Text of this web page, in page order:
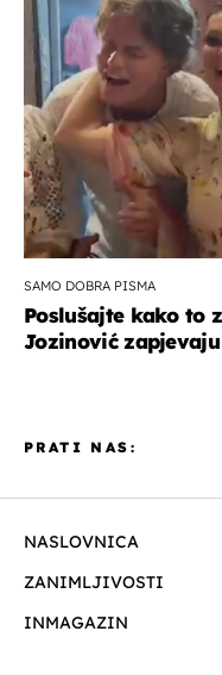
SAMO DOBRA PISMA
Poslušajte kako to
Jozinović
NASLOVNICA
ZANIMLJIVOSTI
INMAGAZIN
PRATI NAS: